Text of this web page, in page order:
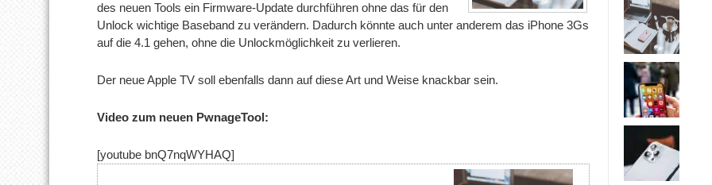
des neuen Tools ein Firmware-Update durchführen ohne das für den
Unlock wichtige Baseband zu verändern. Dadurch könnte auch unter anderem das iPhone 3Gs
auf die 4.1 gehen, ohne die Unlockmöglichkeit zu verlieren.
Der neue Apple TV soll ebenfalls dann auf diese Art und Weise knackbar sein.
Video zum neuen PwnageTool:
[youtube bnQ7nqWYHAQ]